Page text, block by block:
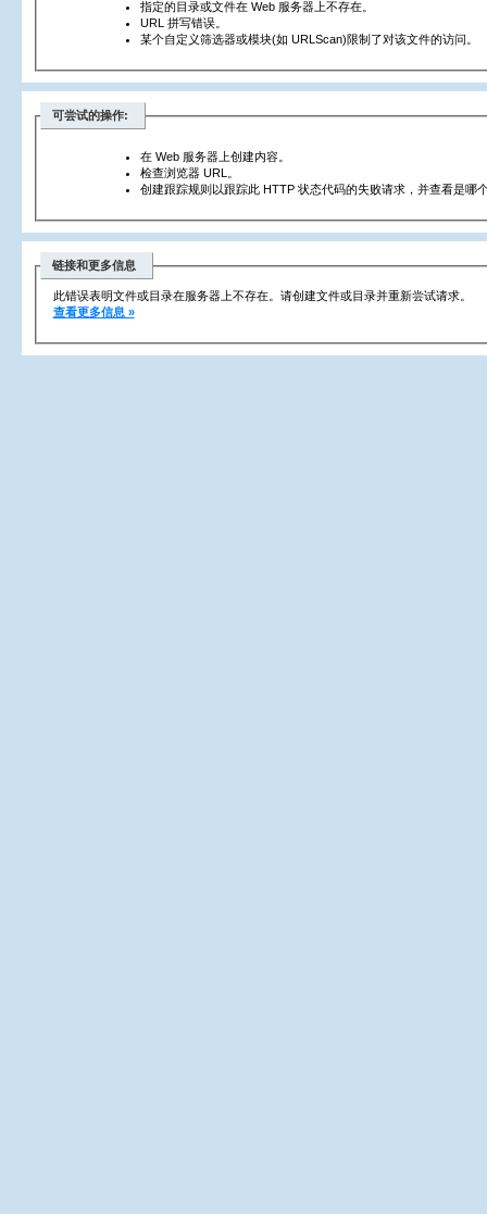
指定的目录或文件在 Web 服务器上不存在。
URL 拼写错误。
某个自定义筛选器或模块(如 URLScan)限制了对该文件的访问。
可尝试的操作:
在 Web 服务器上创建内容。
检查浏览器 URL。
创建跟踪规则以跟踪此 HTTP 状态代码的失败请求，并查看是哪
链接和更多信息
此错误表明文件或目录在服务器上不存在。请创建文件或目录并重新尝试请求。
查看更多信息 »